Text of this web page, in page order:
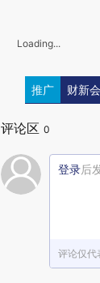
Loading...
推广 财新
评论区 0
登录后
评论仅代